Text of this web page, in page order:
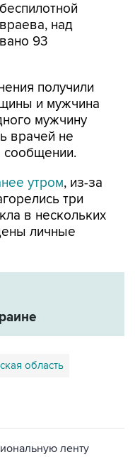
над
93
получили
и мужчина
мужчину
врачей не
сообщении.
утром, из-за
три
в нескольких
личные
область
ленту